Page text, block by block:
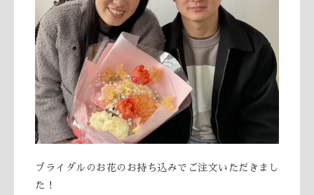
ブライダルのお花のお持ち込みでご注文いただきまし
た！